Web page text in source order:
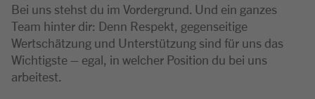
Bei uns stehst du im Vordergrund. Und ein ganzes
Team hinter dir: Denn Respekt, gegenseitige
Wertschätzung und Unterstützung sind für uns das
Wichtigste – egal, in welcher Position du bei uns
arbeitest.